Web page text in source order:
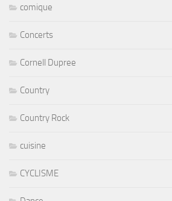
comique
Concerts
Cornell Dupree
Country
Country Rock
cuisine
CYCLISME